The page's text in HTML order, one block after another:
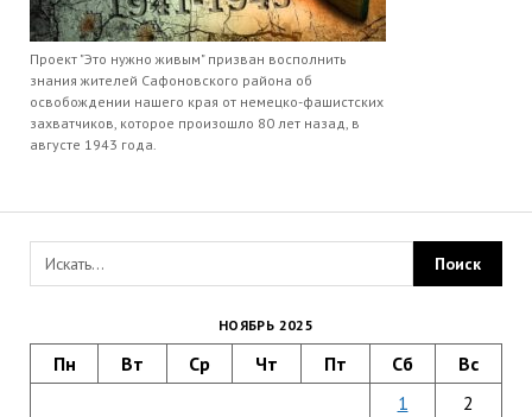
Проект "Это нужно живым" призван восполнить
знания жителей Сафоновского района об
освобождении нашего края от немецко-фашистских
захватчиков, которое произошло 80 лет назад, в
августе 1943 года.
НОЯБРЬ 2025
Пн Вт Ср Чт Пт Сб Вс
1
2